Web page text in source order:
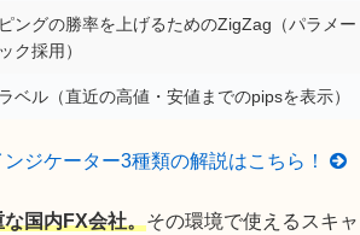
ングの勝率を上げるためのZigZag（パラメー
ク採用）
ベル（直近の高値・安値までのpipsを表示）
ジケーター3種類の解説はこちら！
国内FX会社。その環境で使えるスキャ